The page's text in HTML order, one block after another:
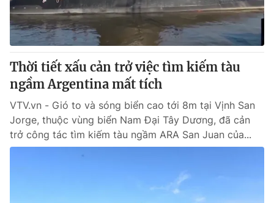
Thời tiết xấu cản trở việc tìm kiếm tàu
ngầm Argentina mất tích
VTV.vn - Gió to và sóng biển cao tới 8m tại Vịnh San
Jorge, thuộc vùng biển Nam Đại Tây Dương, đã cản
trở công tác tìm kiếm tàu ngầm ARA San Juan của...